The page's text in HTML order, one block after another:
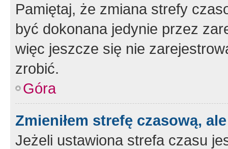
Pamiętaj, że zmiana strefy
być dokonana jedynie przez
więc jeszcze się nie
zrobić.
Góra
Zmieniłem strefę czasową,
Jeżeli ustawiona strefa czasu